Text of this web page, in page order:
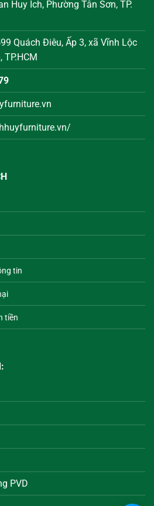
Huy Ích, Phường Tân Sơn, TP.
Quách Điêu, Ấp 3, xã Vĩnh Lộc
TP.HCM
tin
tiền
PVD